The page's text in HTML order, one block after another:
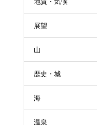
展望
山
歴史・城
海
温泉